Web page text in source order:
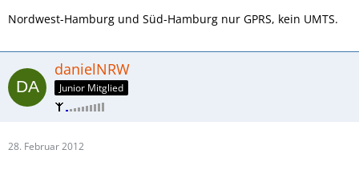
Nordwest-Hamburg und Süd-Hamburg nur GPRS, kein UMTS.
danielNRW
Junior Mitglied
28. Februar 2012